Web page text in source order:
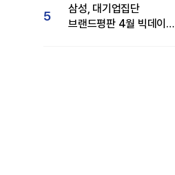
5
삼성, 대기업집단
브랜드평판 4월 빅데이터